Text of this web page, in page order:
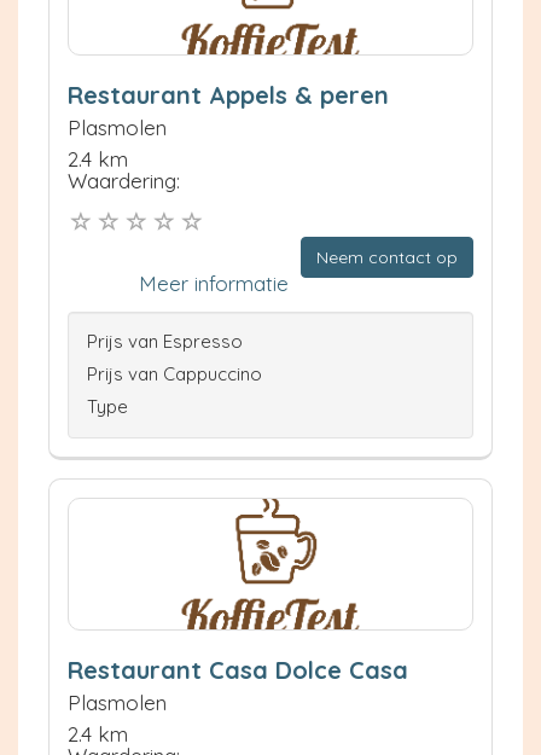
Restaurant Appels & peren
Plasmolen
2.4 km
Waardering:
Neem contact op
Meer informatie
Prijs van Espresso
Prijs van Cappuccino
Type
Restaurant Casa Dolce Casa
Plasmolen
2.4 km